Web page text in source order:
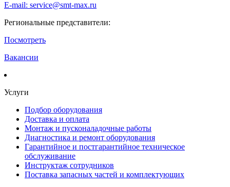
E-mail: service@smt-max.ru
Региональные представители:
Посмотреть
Вакансии
Услуги
Подбор оборудования
Доставка и оплата
Монтаж и пусконаладочные работы
Диагностика и ремонт оборудования
Гарантийное и постгарантийное техническое
обслуживание
Инструктаж сотрудников
Поставка запасных частей и комплектующих